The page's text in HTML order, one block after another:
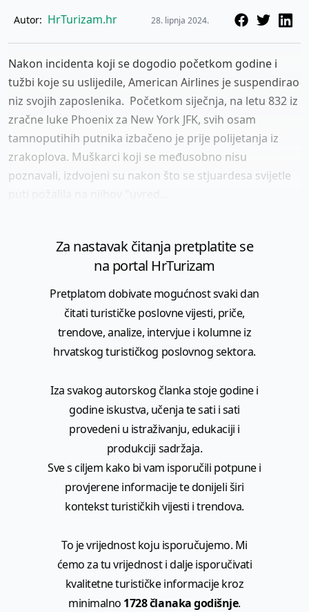
Autor: HrTurizam.hr 28. lipnja 2024.
Nakon incidenta koji se dogodio početkom godine i
tužbi koje su uslijedile, American Airlines je suspendirao
niz svojih zaposlenika. Početkom siječnja, na letu 832 iz
zračne luke Phoenix za New York JFK, svih osam
tamnoputihih putnika izbačeno je prije polijetanja iz
zrakoplova. Muškarci koji se međusobno nisu
poznavali, izdvojeni su nakon što se stjuardesa svijetle
Za nastavak čitanja pretplatite se
na portal HrTurizam
Pretplatom dobivate mogućnost svaki dan
čitati turističke poslovne vijesti, priče,
trendove, analize, intervjue i kolumne iz
hrvatskog turističkog poslovnog sektora.
Iza svakog autorskog članka stoje godine i
godine iskustva, učenja te sati i sati
provedeni u istraživanju, edukaciji i
produkciji sadržaja.
Sve s ciljem kako bi vam isporučili potpune i
provjerene informacije te donijeli širi
kontekst turističkih vijesti i trendova.
To je vrijednost koju isporučujemo. Mi
ćemo za tu vrijednost i dalje isporučivati
kvalitetne turističke informacije kroz
minimalno 1728 članaka godišnje.